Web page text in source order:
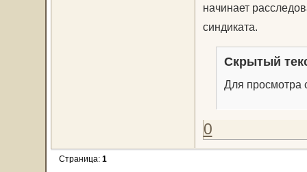
начинает
синдиката.
Скрытый
Для просмотра
0
Страница: 1